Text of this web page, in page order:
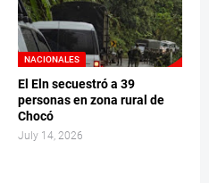
NACIONALES
El Eln secuestró a 39
personas en zona rural de
Chocó
July 14, 2026